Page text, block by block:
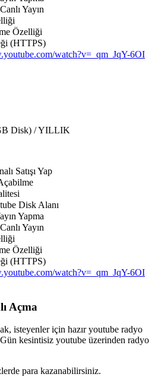
Yayın
Özelliği
(HTTPS)
watch?v=_qm_JqY-6OI
Disk) / YILLIK
Satışı Yap
Disk Alanı
Yapma
Yayın
Özelliği
(HTTPS)
watch?v=_qm_JqY-6OI
Açma
isteyenler için hazır youtube radyo
kesintisiz youtube üzerinden radyo
para kazanabilirsiniz.